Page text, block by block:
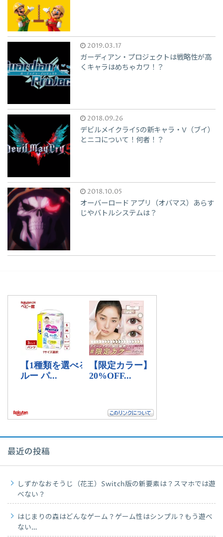
2019.03.17
ガーディアン・プロジェクトは戦略性が高
くキャラはめちゃカワ！？
2018.09.26
デビルメイクライ5の新キャラ・V（ブイ）
とニコについて！何者！？
2018.10.05
オーバーロード アプリ（オバマス）あらす
じやバトルシステムは？
最近の投稿
しずかなおそうじ（花王）Switch版の新要素は？スマホでは遊
べない？
はじまりの森はどんなゲーム？ゲーム性はシンプル？もう遊べ
ない…